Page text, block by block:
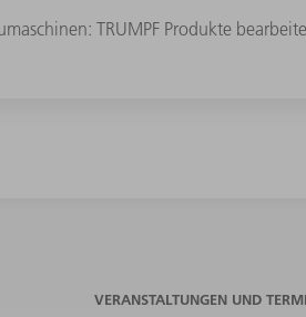
TRUMPF Produkte
VERANSTALTUNGEN UND